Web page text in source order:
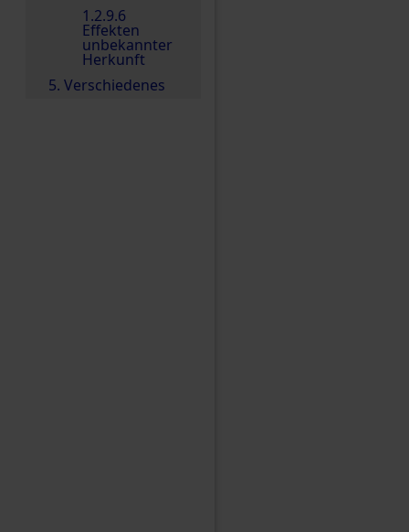
1.2.9.6
Effekten
unbekannter
Herkunft
5. Verschiedenes